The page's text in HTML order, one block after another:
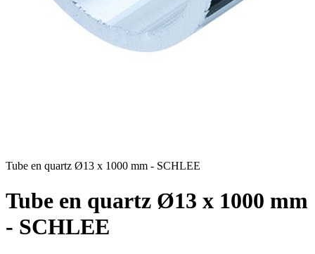
Tube en quartz Ø13 x 1000 mm - SCHLEE
Tube en quartz Ø13 x 1000 mm
- SCHLEE